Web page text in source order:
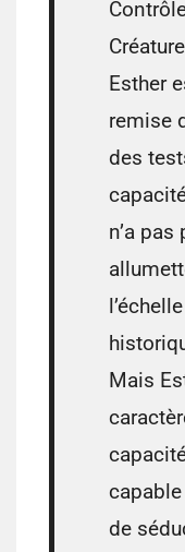
Esther
remise
des
n’a
Mais
de